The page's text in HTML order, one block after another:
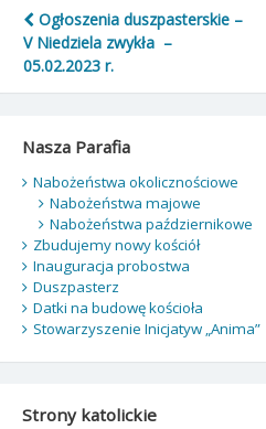
Nawigacja
wpisu
Ogłoszenia duszpasterskie –
V Niedziela zwykła –
05.02.2023 r.
Nasza Parafia
Nabożeństwa okolicznościowe
Nabożeństwa majowe
Nabożeństwa październikowe
Zbudujemy nowy kościół
Inauguracja probostwa
Duszpasterz
Datki na budowę kościoła
Stowarzyszenie Inicjatyw „Anima”
Strony katolickie